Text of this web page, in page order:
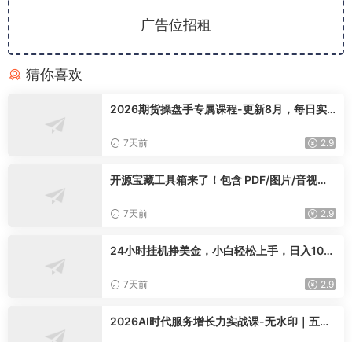
广告位招租
猜你喜欢
2026期货操盘手专属课程-更新8月，每日实
7天前 2.9
开源宝藏工具箱来了！包含 PDF/图片/音视频/
knit-desktop
7天前 2.9
24小时挂机挣美金，小白轻松上手，日入100
7天前 2.9
2026AI时代服务增长力实战课-无水印｜五力